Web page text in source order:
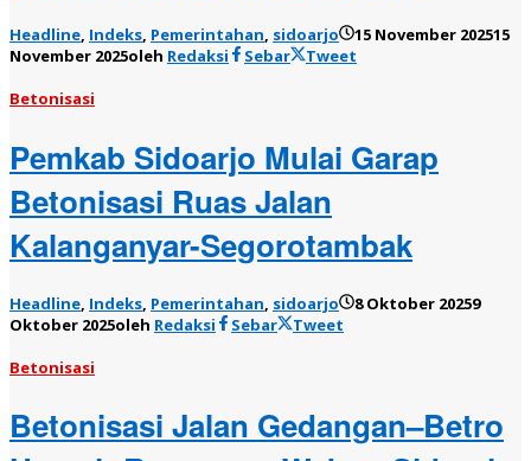
Headline, Indeks, Pemerintahan, sidoarjo 15 November 202515
November 2025oleh Redaksi Sebar
Tweet
Betonisasi
Pemkab Sidoarjo Mulai Garap
Betonisasi Ruas Jalan
Kalanganyar-Segorotambak
Headline Indeks Pemerintahan sidoarjo 8 Oktober 20259
Oktober 2025oleh Redaksi Sebar
Tweet
Betonisasi
Betonisasi Jalan Gedangan–Betro